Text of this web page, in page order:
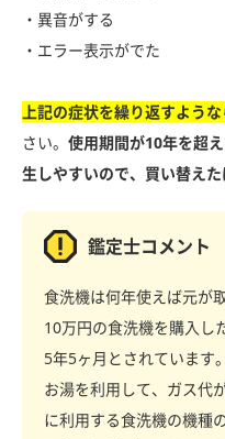
・異音がする
・エラー表示がでた
上記の症状を繰り返すよう
さい。 使用期間が10年を超
生しやすいので、買い替え
鑑定士コメント
食洗機は何年使えば元が
10万円の食洗機を購入し
5年5ヶ月とされています
お湯を利用して、ガス代
に利用する食洗機の機種